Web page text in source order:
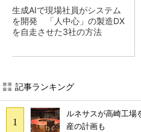
生成AIで現場社員がシステム
を開発 「人中心」の製造DX
を自走させた3社の方法
記事ランキング
ルネサスが高崎工場
産の計画も